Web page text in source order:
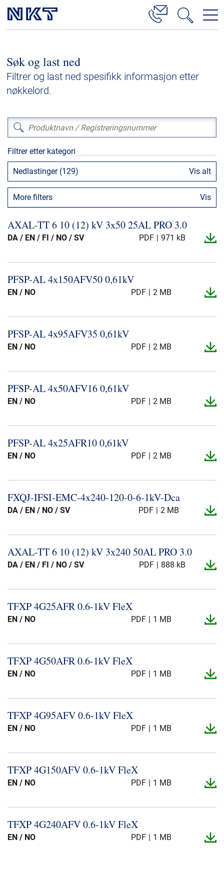
Høyspenningskabelløsninger
Kabelservice
Lavspenning
Høyspenningskabeltilbehør
Mellomspenningskabeltilbehør
Referanser
Nedlastinger
Presse og arrangementer
NKT ved første øyekast
Bærekraft
Søk og last ned
Filtrer og last ned spesifikk informasjon etter
nøkkelord.
Filtrer etter kategori
Nedlastinger (129) Vis alt
More filters Vis
AXAL-​TT 6 10 (12) kV 3x50 25AL PRO 3.​0
DA / EN / FI / NO / SV PDF 971 kB
PFSP-​AL 4x150AFV50 0,61kV
EN / NO PDF 2 MB
PFSP-​AL 4x95AFV35 0,61kV
EN / NO PDF 2 MB
PFSP-​AL 4x50AFV16 0,61kV
EN / NO PDF 2 MB
PFSP-​AL 4x25AFR10 0,61kV
EN / NO PDF 2 MB
FXQJ-​IFSI-​EMC-​4x240-​120-​0-​6-​1kV-​Dca
DA / EN / NO / SV PDF 2 MB
AXAL-​TT 6 10 (12) kV 3x240 50AL PRO 3.​0
DA / EN / FI / NO / SV PDF 888 kB
TFXP 4G25AFR 0.​6-​1kV FleX
EN / NO PDF 1 MB
TFXP 4G50AFR 0.​6-​1kV FleX
EN / NO PDF 1 MB
TFXP 4G95AFV 0.​6-​1kV FleX
EN / NO PDF 1 MB
TFXP 4G150AFV 0.​6-​1kV FleX
EN / NO PDF 1 MB
TFXP 4G240AFV 0.​6-​1kV FleX
EN / NO PDF 1 MB